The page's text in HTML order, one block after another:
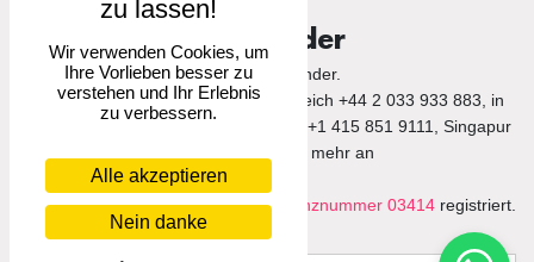
Villa Finder
© 2026 Villa Finder.
Rufen Sie uns im Vereinigten Königreich +44 2 033 933 883, in
den Vereinigten Staaten von Amerika +1 415 851 9111, Singapur
+65 3105 1190 und mehr an
Villa Finder Pte. Ltd. ist unter derLizenznummer 03414 registriert.
Wir verwenden Cookies, um
Ihre Vorlieben besser zu
verstehen und Ihr Erlebnis
zu verbessern.
Alle akzeptieren
Nein danke